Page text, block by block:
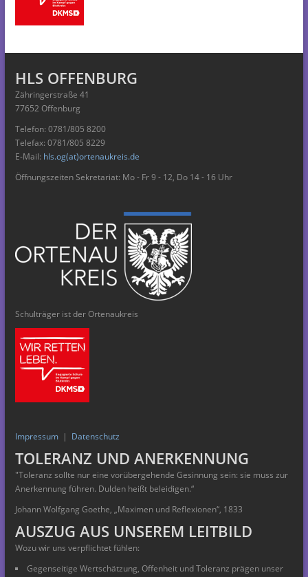
HLS OFFENBURG
Zähringerstraße 41
77652 Offenburg
Telefon: 0781/805 8200
Telefax: 0781/805 8229
E-Mail: hls.og(at)ortenaukreis.de
Öffnungszeiten Sekretariat: Mo - Fr 9 - 12, Do 14 - 16 Uhr
Schulträger ist der Ortenaukreis
Impressum | Datenschutz
TOLERANZ UND ANERKENNUNG
"Toleranz sollte nur eine vorübergehende Gesinnung sein: sie muss zur
Anerkennung führen. Dulden heißt beleidigen.“
Johann Wolfgang Goethe, „Maximen und Reflexionen“, 1833
AUSZUG AUS UNSEREM LEITBILD
Wozu wir uns verpflichtet fühlen:
Gegenseitige Wertschätzung, Offenheit und Toleranz prägen unser